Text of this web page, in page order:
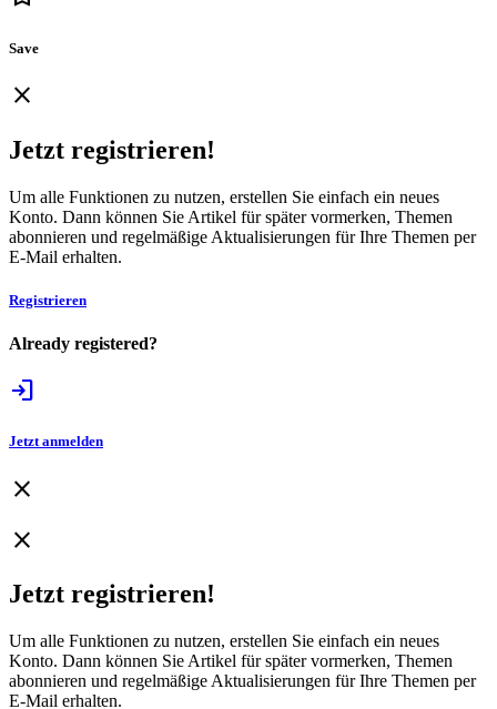
Save
close
Jetzt registrieren!
Um alle Funktionen zu nutzen, erstellen Sie einfach ein neues
Konto. Dann können Sie Artikel für später vormerken, Themen
abonnieren und regelmäßige Aktualisierungen für Ihre Themen per
E-Mail erhalten.
Registrieren
Already registered?
login
Jetzt anmelden
close
close
Jetzt registrieren!
Um alle Funktionen zu nutzen, erstellen Sie einfach ein neues
Konto. Dann können Sie Artikel für später vormerken, Themen
abonnieren und regelmäßige Aktualisierungen für Ihre Themen per
E-Mail erhalten.